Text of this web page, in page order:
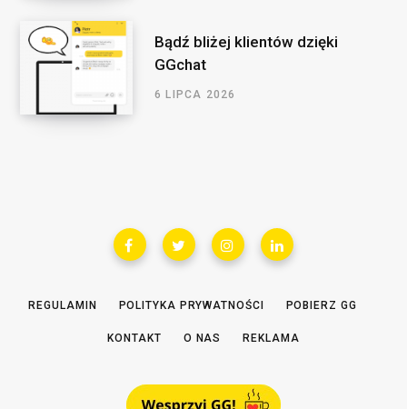
Bądź bliżej klientów dzięki
GGchat
6 LIPCA 2026
REGULAMIN POLITYKA PRYWATNOŚCI POBIERZ GG
KONTAKT O NAS REKLAMA